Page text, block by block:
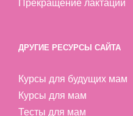
Прекращение лактации
ДРУГИЕ РЕСУРСЫ САЙТА
Курсы для будущих мам
Курсы для мам
Тесты для мам